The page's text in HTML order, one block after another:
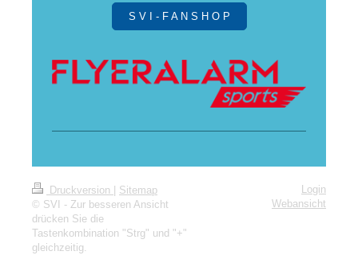
S V I - F A N S H O P
Druckversion | Sitemap
© SVI - Zur besseren Ansicht
drücken Sie die
Tastenkombination "Strg" und "+"
gleichzeitig.
Login
Webansicht